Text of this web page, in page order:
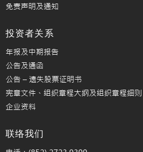
免责声明及通知
投资者关系
年报及中期报告
公告及通函
公告 – 遗失股票证明书
宪章文件、组织章程大纲及组织章程细则
企业资料
联络我们